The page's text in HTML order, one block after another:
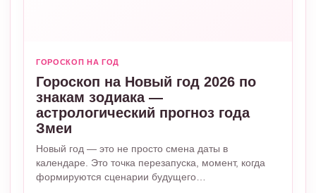
ГОРОСКОП НА ГОД
Гороскоп на Новый год 2026 по
знакам зодиака —
астрологический прогноз года
Змеи
Новый год — это не просто смена даты в
календаре. Это точка перезапуска, момент, когда
формируются сценарии будущего…